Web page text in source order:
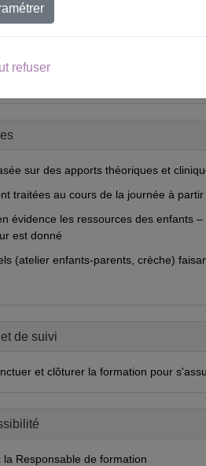
pour les professionnels dans cet
et aussi la pensée, la réflexivité, la
sur des apports théoriques et
traitées au cours de la journée à partir
évidence les ressources des enfants
est donné
(atelier enfants-parents, crèche)
de suivi
et clôturer la formation pour
Responsable de formation
refuser